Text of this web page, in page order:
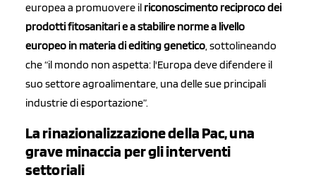
europea a promuovere il riconoscimento reciproco dei
prodotti fitosanitari e a stabilire norme a livello
europeo in materia di editing genetico, sottolineando
che “il mondo non aspetta: l'Europa deve difendere il
suo settore agroalimentare, una delle sue principali
industrie di esportazione”.
La rinazionalizzazione della Pac, una
grave minaccia per gli interventi
settoriali